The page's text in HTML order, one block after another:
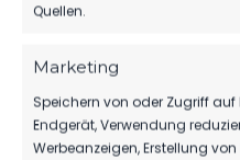
Quellen.
Marketing
Speichern von oder Zugriff
Endgerät, Verwendung
Werbeanzeigen, Erstellung
DATUM